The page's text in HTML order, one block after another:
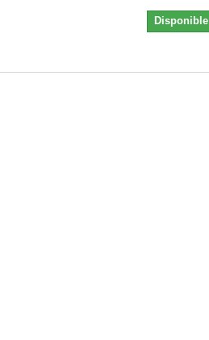
Disponible